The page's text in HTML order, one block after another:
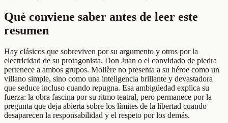
Qué conviene saber antes de leer este
resumen
Hay clásicos que sobreviven por su argumento y otros por la
electricidad de su protagonista. Don Juan o el convidado de piedra
pertenece a ambos grupos. Molière no presenta a su héroe como un
villano simple, sino como una inteligencia brillante y devastadora
que seduce incluso cuando repugna. Esa ambigüedad explica su
fuerza: la obra fascina por su ritmo teatral, pero permanece por la
pregunta que deja abierta sobre los límites de la libertad cuando
desaparecen la responsabilidad y el respeto por los demás.